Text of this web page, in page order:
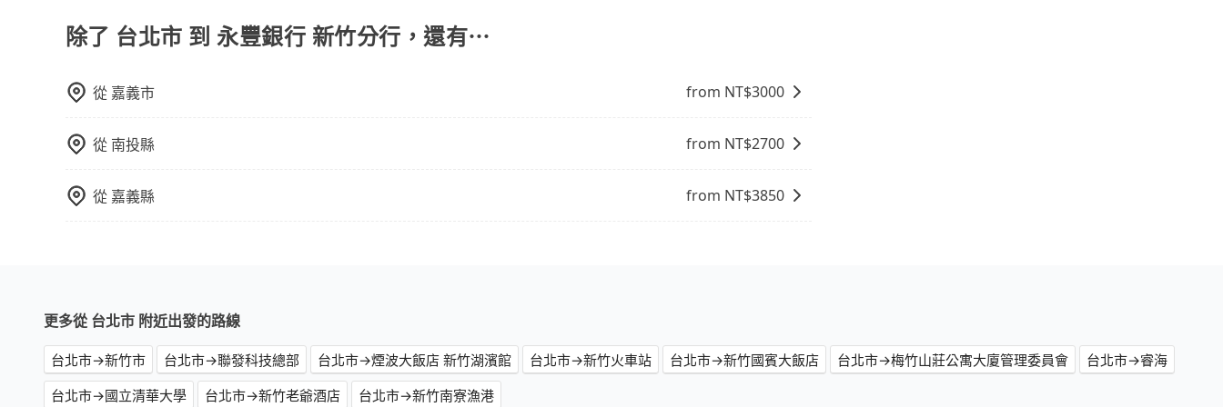
除了 台北市 到 永豐銀行 新竹分行，還有⋯
從 嘉義市 from NT$3000
從 南投縣 from NT$2700
從 嘉義縣 from NT$3850
更多從 台北市 附近出發的路線
台北市→新竹市 台北市→聯發科技總部 台北市→煙波大飯店 新竹湖濱館 台北市→新竹火車站 台北市→新竹國賓大飯店 台北市→梅竹山莊公寓大廈管理委員會
台北市→睿海
台北市→國立清華大學
台北市→新竹老爺酒店 台北市→新竹南寮漁港